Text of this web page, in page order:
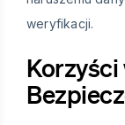
weryfikacji.
Korzyści